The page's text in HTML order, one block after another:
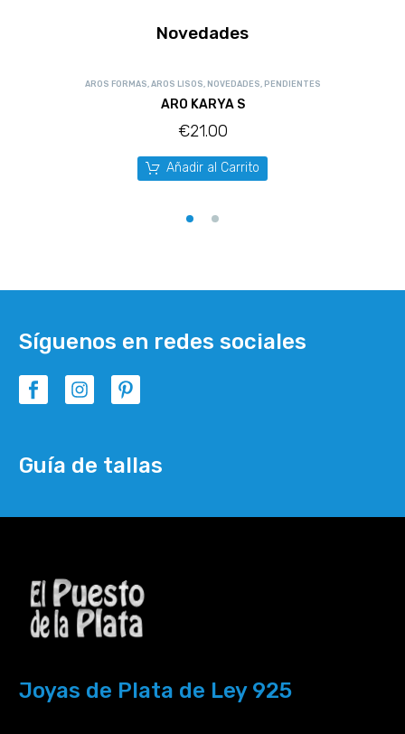
Novedades
AROS FORMAS AROS LISOS NOVEDADES PENDIENTES
ARO KARYA S
€21.00
Añadir al Carrito
Síguenos en redes sociales
Guía de tallas
Joyas de Plata de Ley 925